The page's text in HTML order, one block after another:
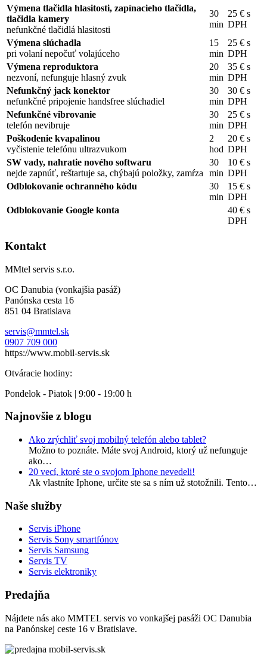
Výmena tlačidla hlasitosti, zapínacieho tlačidla,
tlačidla kamery
nefunkčné tlačidlá hlasitosti
30
min
25 € s
DPH
Výmena slúchadla
pri volaní nepočuť volajúceho
15
min
25 € s
DPH
Výmena reproduktora
nezvoní, nefunguje hlasný zvuk
20
min
35 € s
DPH
Nefunkčný jack konektor
nefunkčné pripojenie handsfree slúchadiel
30
min
30 € s
DPH
Nefunkčné vibrovanie
telefón nevibruje
30
min
25 € s
DPH
Poškodenie kvapalinou
vyčistenie telefónu ultrazvukom
2
hod
20 € s
DPH
SW vady, nahratie nového softwaru
nejde zapnúť, reštartuje sa, chýbajú položky, zamŕza
30
min
10 € s
DPH
Odblokovanie ochranného kódu
30
min
15 € s
DPH
Odblokovanie Google konta
40 € s
DPH
Kontakt
MMtel servis s.r.o.
OC Danubia (vonkajšia pasáž)
Panónska cesta 16
851 04 Bratislava
servis@mmtel.sk
0907 709 000
https://www.mobil-servis.sk
Otváracie hodiny:
Pondelok - Piatok | 9:00 - 19:00 h
Najnovšie z blogu
Ako zrýchliť svoj mobilný telefón alebo tablet?
Možno to poznáte. Máte svoj Android, ktorý už nefunguje
ako…
20 vecí, ktoré ste o svojom Iphone nevedeli!
Ak vlastníte Iphone, určite ste sa s ním už stotožnili. Tento…
Naše služby
Servis iPhone
Servis Sony smartfónov
Servis Samsung
Servis TV
Servis elektroniky
Predajňa
Nájdete nás ako MMTEL servis vo vonkajšej pasáži OC Danubia
na Panónskej ceste 16 v Bratislave.